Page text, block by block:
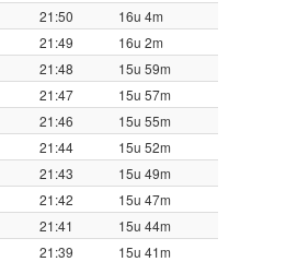
21:50
16u 4m
21:49
16u 2m
21:48
15u 59m
21:47
15u 57m
21:46
15u 55m
21:44
15u 52m
21:43
15u 49m
21:42
15u 47m
21:41
15u 44m
21:39
15u 41m